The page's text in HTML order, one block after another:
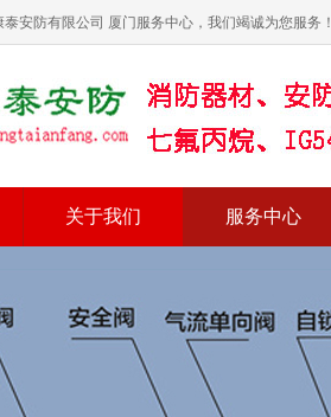
安防有限公司 厦门服务中心，我们竭诚为您服务！
关于我们 服务中心